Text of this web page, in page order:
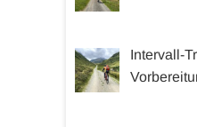
Intervall-